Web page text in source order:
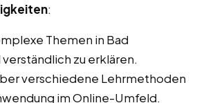
:
Themen in Bad
zu erklären.
verschiedene Lehrmethoden
im Online-Umfeld.